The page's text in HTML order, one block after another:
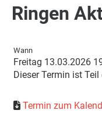
Ringen
Wann
Freitag 13.03.2026
Dieser Termin ist Teil
Termin zum